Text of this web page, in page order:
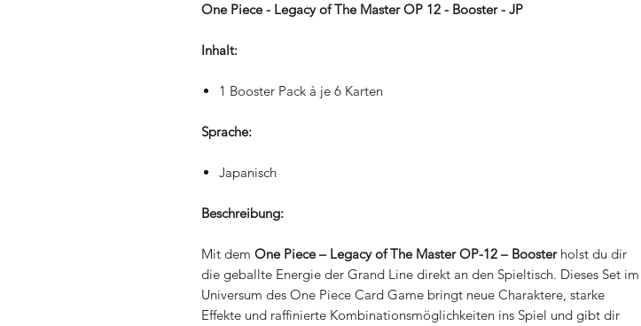
One Piece - Legacy of The Master OP 12 - Booster - JP
Inhalt:
1 Booster Pack à je 6 Karten
Sprache:
Japanisch
Beschreibung:
Mit dem One Piece – Legacy of The Master OP-12 – Boosterholst du dir
die geballte Energie der Grand Line direkt an den Spieltisch. Dieses Set im
Universum des One Piece Card Game bringt neue Charaktere, starke
Effekte und raffinierte Kombinationsmöglichkeiten ins Spiel und gibt dir